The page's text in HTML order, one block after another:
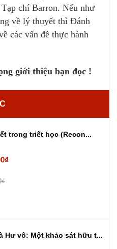
chí Barron. Nếu như
về lý thuyết thì Đánh
các vấn đề thực hành
giới thiệu bạn đọc !
trong triết học (Recon...
Hư vô: Một khảo sát hữu t...